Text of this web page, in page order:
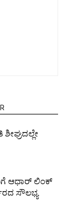
ಆಧಾರ್ ಲಿಂಕ್
ಸೌಲಭ್ಯ